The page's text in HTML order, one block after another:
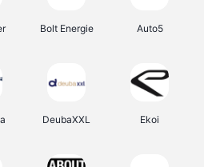
Bolt Energie Auto5
DeubaXXL Ekoi